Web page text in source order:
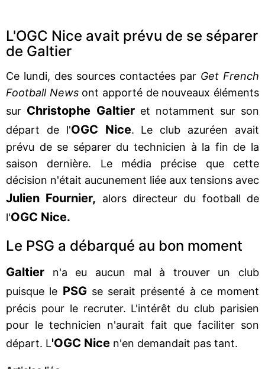
L'OGC Nice avait prévu de se séparer
de Galtier
Ce lundi, des sources contactées par Get French
Football Newsont apporté de nouveaux éléments
sur Christophe Galtieret notamment sur son
départ de l'OGC Nice. Le club azuréen avait
prévu de se séparer du technicien à la fin de la
saison dernière. Le média précise que cette
décision n'était aucunement liée aux tensions avec
Julien Fournier, alors directeur du football de
l'OGC Nice.
Le PSG a débarqué au bon moment
Galtier n'a eu aucun mal à trouver un club
puisque le PSGse serait présenté à ce moment
précis pour le recruter. L'intérêt du club parisien
pour le technicien n'aurait fait que faciliter son
départ. L'OGC Nice n'en demandait pas tant.